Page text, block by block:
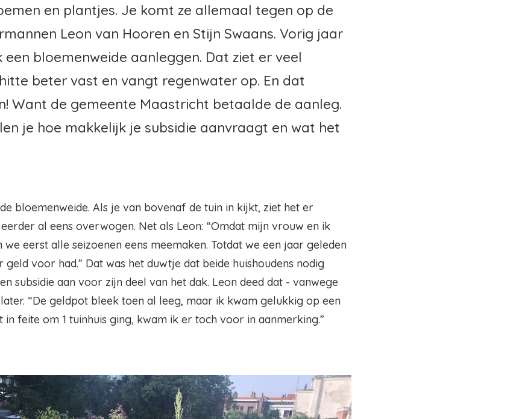
en plantjes. Je komt ze allemaal tegen op de
Leon van Hooren en Stijn Swaans. Vorig jaar
bloemenweide aanleggen. Dat ziet er veel
beter vast en vangt regenwater op. En dat
Want de gemeente Maastricht betaalde de aanleg.
je hoe makkelijk je subsidie aanvraagt en wat het
bloemenweide. Als je van bovenaf de tuin in kijkt, ziet het er
al eens overwogen. Net als Leon: “Omdat mijn vrouw en ik
eerst alle seizoenen eens meemaken. Totdat we een jaar geleden
geld voor had.” Dat was het duwtje dat beide huishoudens nodig
subsidie aan voor zijn deel van het dak. Leon deed dat - vanwege
“De geldpot bleek toen al leeg, maar ik kwam gelukkig op een
in feite om 1 tuinhuis ging, kwam ik er toch voor in aanmerking.”